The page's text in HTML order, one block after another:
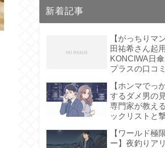
新着記事
【がっちりマ
田祐希さん起用
KONCIWA日
プラスの口コ
【ホンマでっ
するダメ男の
専門家が教え
ックリストと
【ワールド極
ー】夜釣りア